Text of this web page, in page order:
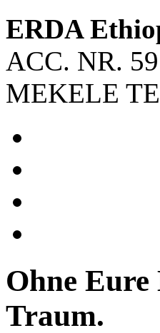
ERDA
ACC. NR.
MEKELE
Ohne
Traum.